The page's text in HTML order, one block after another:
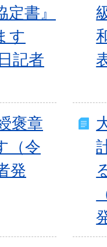
書』
す
記者
褒章
（令
発